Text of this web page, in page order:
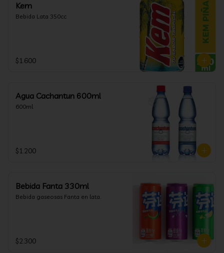
Kem
Bebida Lata 350cc
$1.600
Agua Cachantun 600ml
600ml
$1.200
Bebida Fanta 330ml
Bebida gaseosas Fanta en lata.
$2.300